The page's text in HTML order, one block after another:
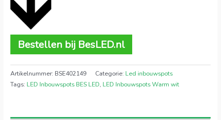
Bestellen bij BesLED.nl
Artikelnummer: BSE402149 Categorie: Led inbouwspots
Tags: LED Inbouwspots BES LED, LED Inbouwspots Warm wit